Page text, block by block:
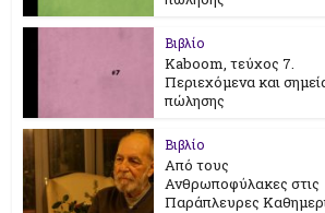
Βιβλίο
Kaboom, τεύχος 7.
Περιεχόμενα και
πώλησης
Βιβλίο
Από τους
Ανθρωποφύλακες στις
Παράπλευρες